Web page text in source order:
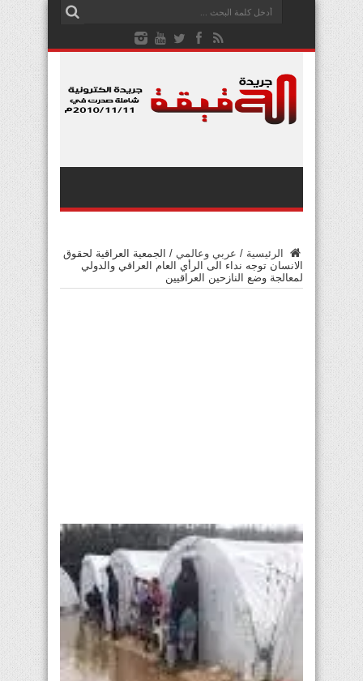
الرئيسية / عربي وعالمي / الجمعية العراقية لحقوق
الانسان توجه نداء الى الرأي العام العراقي والدولي
لمعالجة وضع النازحين العراقيين